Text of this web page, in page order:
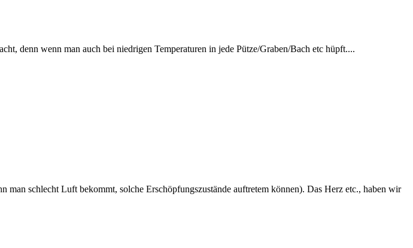
denn wenn man auch bei niedrigen Temperaturen in jede Pütze/Graben/Bach etc hüpft....
schlecht Luft bekommt, solche Erschöpfungszustände auftretem können). Das Herz etc., haben wir